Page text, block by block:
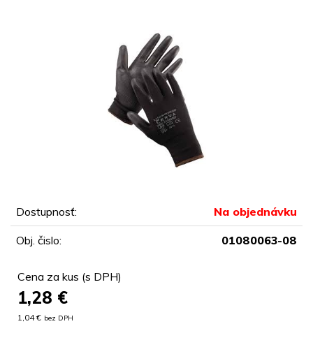
Dostupnosť: Na objednávku
Obj. čislo: 01080063-08
Cena za kus (s DPH)
1,28 €
1,04 € bez DPH